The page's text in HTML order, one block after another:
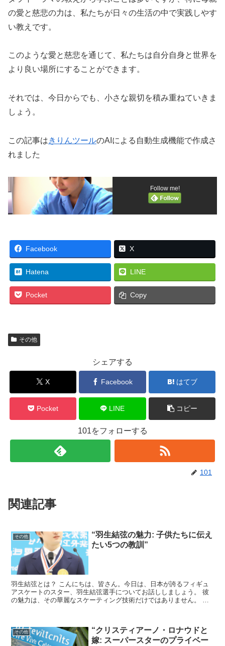
の愛と慈悲の力は、私たちが日々の生活の中で実践しやす
い教えです。
このような愛と慈悲を通じて、私たちは自分自身と世界を
より良い場所にすることができます。
それでは、今日からでも、小さな親切を積み重ねていきま
しょう。
この記事はきりんツールのAIによる自動生成機能で作成さ
れました
Follow me!
Facebook X
Hatena LINE
Pocket Copy
その他
シェアする
X Facebook はてブ
Pocket LINE コピー
101をフォローする
101
関連記事
その他
“羽生結弦の魅力: 子供たちに伝え
たい5つの教訓”
羽生結弦とは？ こんにちは、皆さん。今日は、日本が誇るフィギュ
アスケートのスター、羽生結弦選手についてお話ししましょう。 彼
の魅力は、その華麗なスケーティング技術だけではありません。 彼
その他
“クリスティアーノ・ロナウドと
嫁: スーパースターのプライベー